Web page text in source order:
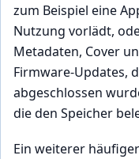
zum Beispiel eine
Nutzung vorlädt,
Metadaten, Cover
Firmware-Updates,
abgeschlossen
die den Speicher
Ein weiterer